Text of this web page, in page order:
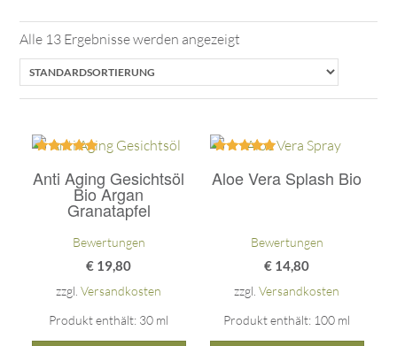
Alle 13 Ergebnisse werden angezeigt
Anti Aging Gesichtsöl
Bio Argan
Granatapfel
mit
5.00
von 5
Bewertungen
€ 19,80
zzgl.Versandkosten
Produkt enthält: 30 ml
Aloe Vera Splash Bio
mit
5.00
Bewertungen
€ 14,80
zzgl.Versandkosten
Produkt enthält: 100 ml